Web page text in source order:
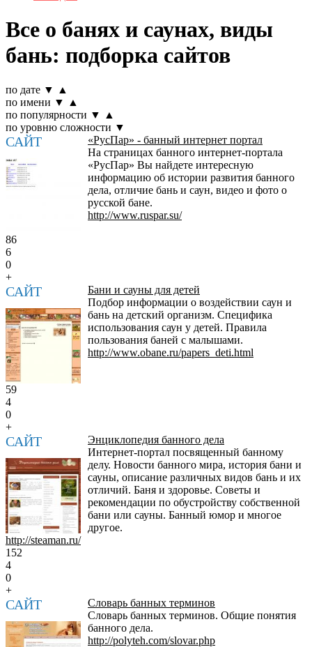
Все о банях и саунах, виды
бань: подборка сайтов
по дате ▼
▲
по имени ▼
▲
по популярности ▼
▲
по уровню сложности ▼
САЙТ
«РусПар» - банный интернет портал
На страницах банного интернет-портала
«РусПар» Вы найдете интересную
информацию об истории развития банного
дела, отличие бань и саун, видео и фото о
русской бане.
http://www.ruspar.su/
86
6
0
+
САЙТ
Бани и сауны для детей
Подбор информации о воздействии саун и
бань на детский организм. Специфика
использования саун у детей. Правила
пользования баней с малышами.
http://www.obane.ru/papers_deti.html
59
4
0
+
САЙТ
Энциклопедия банного дела
Интернет-портал посвященный банному
делу. Новости банного мира, история бани и
сауны, описание различных видов бань и их
отличий. Баня и здоровье. Советы и
рекомендации по обустройству собственной
бани или сауны. Банный юмор и многое
другое.
http://steaman.ru/
152
4
0
+
САЙТ
Словарь банных терминов
Словарь банных терминов. Общие понятия
банного дела.
http://polyteh.com/slovar.php